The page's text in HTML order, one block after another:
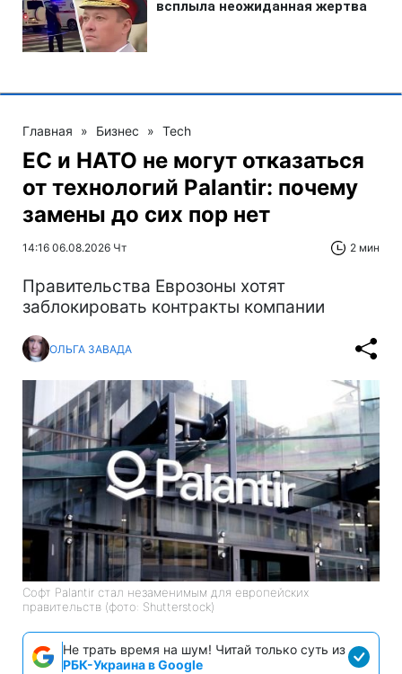
Главная » Бизнес » Tech
ЕС и НАТО не могут отказаться
от технологий Palantir: почему
замены до сих пор нет
14:16 06.08.2026 Чт 2 мин
Правительства Еврозоны хотят
заблокировать контракты компании
ОЛЬГА ЗАВАДА
Софт Palantir стал незаменимым для европейских
правительств (фото: Shutterstock)
Не трать время на шум! Читай только суть из
РБК-Украина в Google